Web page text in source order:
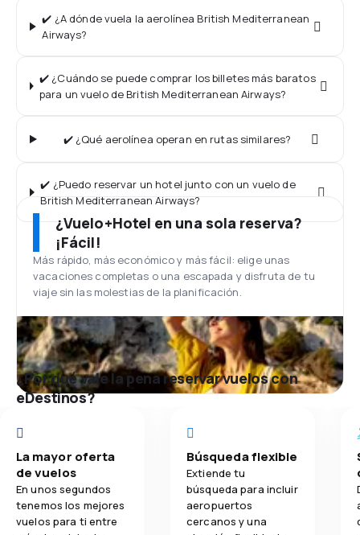
✔️ ¿A dónde vuela la aerolínea British Mediterranean
Airways?
✔️ ¿Cuándo se puede comprar los billetes más baratos
para un vuelo de British Mediterranean Airways?
✔️ ¿Qué aerolínea operan en rutas similares?
✔️ ¿Puedo reservar un hotel junto con un vuelo de
British Mediterranean Airways?
¿Vuelo+Hotel en una sola reserva?
¡Fácil!
Más rápido, más económico y más fácil: elige unas
vacaciones completas o una escapada y disfruta de tu
viaje sin las molestias de la planificación.
¿Por qué vale la pena reservar vuelos con
eDestinos?
La mayor oferta
de vuelos
En unos segundos
tenemos los mejores
vuelos para ti entre
Búsqueda flexible
Extiende tu
búsqueda para incluir
aeropuertos
cercanos y una